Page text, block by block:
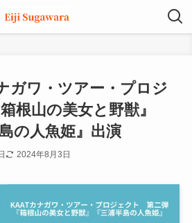
ガワ・ツアー・プロジ
根山の美女と野獣』
島の人魚姫』出演
2024年8月3日